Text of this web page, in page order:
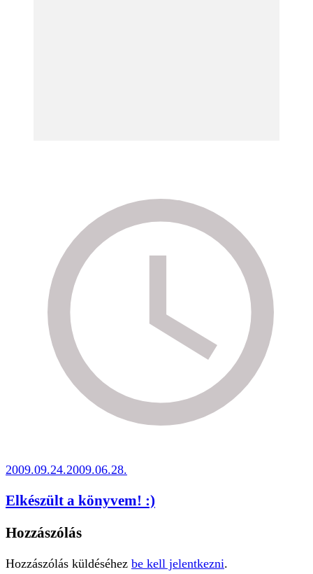
2009.09.24.2009.06.28.
Elkészült a könyvem! :)
Hozzászólás
Hozzászólás küldéséhez be kell jelentkezni.